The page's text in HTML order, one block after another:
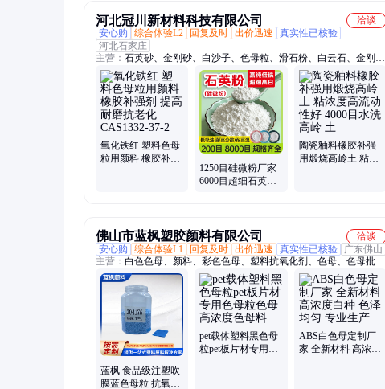
河北冠川新材料科技有限公司
洽谈
安心购
综合体验L2 回复及时 出价迅速
真实性已核验
河北石家庄
主营： 石英砂、金刚砂、白沙子、色母粒、滑石粉、白云石、金刚砂
地坪材料、膨润土、碳酸钙
氧化铁红 塑料色母
粒用颜料 橡胶补强
1250目硅微粉厂家
6000目超细石英粉
陶瓷釉料橡胶补强
用煅烧高岭土 粘浓
佛山市蓝枫塑胶颜料有限公司
洽谈
安心购
综合体验L1 回复及时 出价迅速 真实性已核验
广东佛山
主营： 白色色母、颜料、彩色色母、塑料抗氧化剂、色母、色母批
发、色母定制、高浓度色母、珠光颜料、ABS色母、电线电缆色母、
珠光色母、荧光颜料、吹膜色母、注塑色母、流纹色母、发泡剂、高
光填充料、大理石色母、经济型白色色母、珍珠棉专用色母、高光黑
色母、注塑通用色母、化工桶色母、pe色母
蓝枫 食品级注塑吹
膜蓝色母粒 抗氧化
pet载体塑料黑色母
粒pet板片材专用色
ABS白色母定制厂
家 全新材料 高浓度